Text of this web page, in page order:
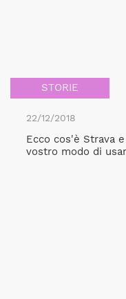
STORIE
22/12/2018
Ecco cos'è Strava
vostro modo di